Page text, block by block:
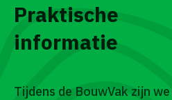
Praktische
informatie
Tijdens de BouwVak zijn